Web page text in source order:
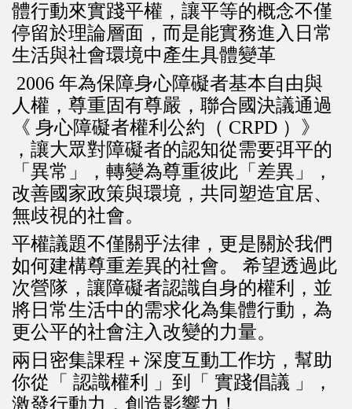
體行動來實踐平權，讓平等的概念不僅
停留於理論層面，而是能實務進入日常
生活與社會環境中產生具體變革
2006 年為保障身心障礙者基本自由與
人權，尊重固有尊嚴，聯合國決議通過
《 身心障礙者權利公約（ CRPD ）》
，讓大眾對障礙者的認知從需要弭平的
「異常」，轉變為尊重彼此「差異」，
改善國家政策與環境，共同塑造宜居、
無歧視的社會。
平權議題不僅關乎法律，更是關於我們
如何建構尊重差異的社會。 希望透過此
次營隊，讓障礙者認識自身的權利，並
將日常生活中的需求化為集體行動，為
更公平的社會注入改變的力量。
兩日密集課程＋深度互動工作坊，幫助
你從「 認識權利 」到「 實踐倡議 」，
激發行動力，創造影響力！